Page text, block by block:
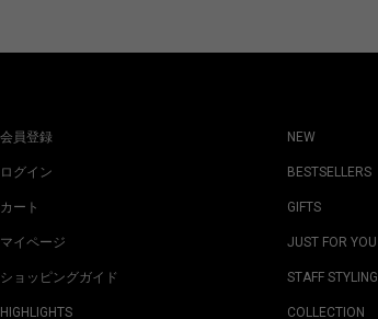
会員登録
ログイン
カート
マイページ
ショッピングガイド
HIGHLIGHTS
NEW
BESTSELLERS
GIFTS
JUST FOR YOU
STAFF STYLING
COLLECTION